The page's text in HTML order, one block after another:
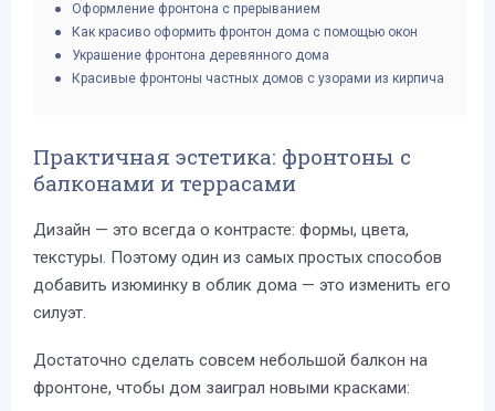
Оформление фронтона с прерыванием
Как красиво оформить фронтон дома с помощью окон
Украшение фронтона деревянного дома
Красивые фронтоны частных домов с узорами из кирпича
Практичная эстетика: фронтоны с
балконами и террасами
Дизайн — это всегда о контрасте: формы, цвета,
текстуры. Поэтому один из самых простых способов
добавить изюминку в облик дома — это изменить его
силуэт.
Достаточно сделать совсем небольшой балкон на
фронтоне, чтобы дом заиграл новыми красками: